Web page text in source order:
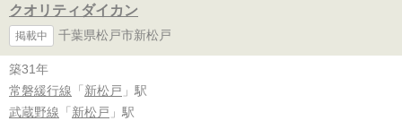
クオリティダイカン
掲載中 千葉県松戸市新松戸
築31年
常磐緩行線 「 新松戸 」駅
武蔵野線 「 新松戸 」駅